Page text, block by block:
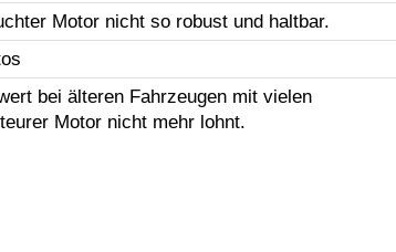
Motor nicht so robust und haltbar.
bei älteren Fahrzeugen mit vielen
Motor nicht mehr lohnt.